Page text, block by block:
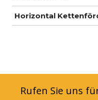
Horizontal
Rufen Sie uns